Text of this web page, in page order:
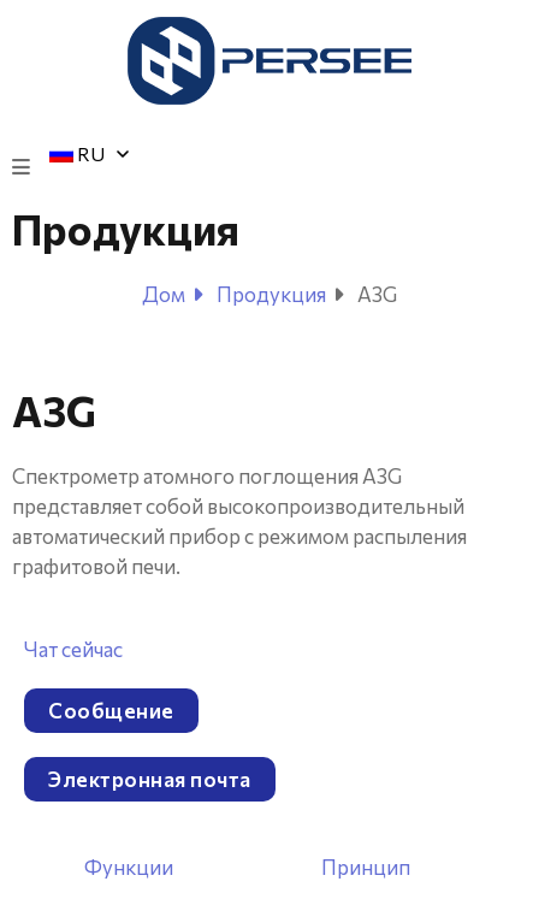
RU
Продукция
Дом Продукция A3G
A3G
Спектрометр атомного поглощения A3G
представляет собой высокопроизводительный
автоматический прибор с режимом распыления
графитовой печи.
Чат сейчас
Сообщение
Электронная почта
Функции Принцип